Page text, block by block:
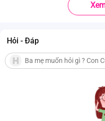
Hỏi - Đáp